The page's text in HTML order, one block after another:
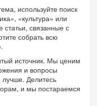
используйте поиск
«культура» или
статьи, связанные с
собрать всю
источник. Мы ценим
и вопросы
Делитесь
и мы постараемся